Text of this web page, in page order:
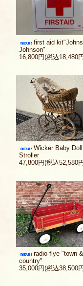
first aid
Johnson"
16,800円(税込18,480
Wicker Baby Doll
Stroller
47,800円(税込52,580
radio flye "town
country"
35,000円(税込38,500